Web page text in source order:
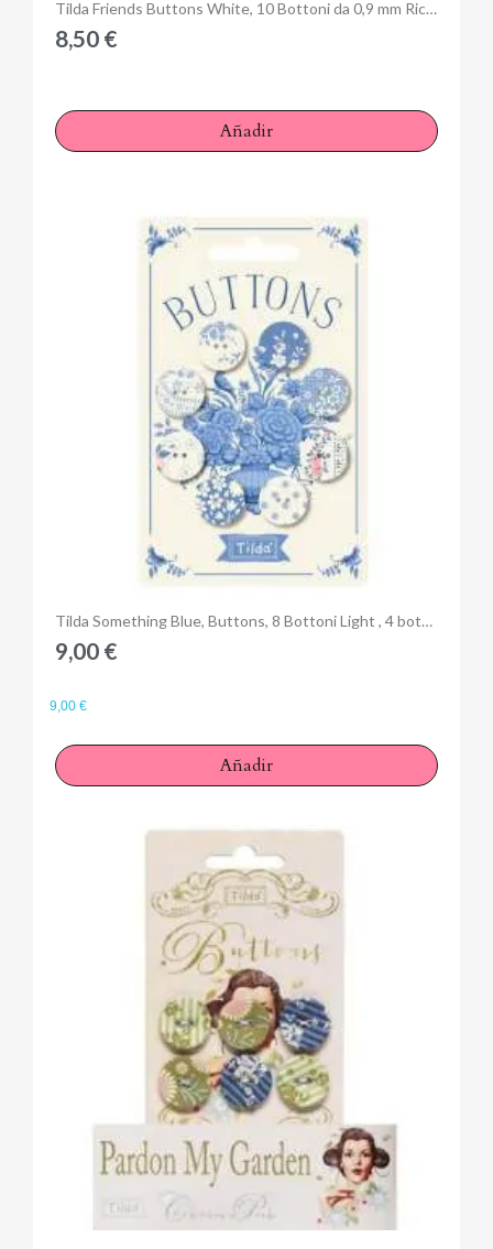
Anteprima Tilda Friends Buttons White, 10 Bottoni da 0,9 mm Ricoperti in Tessuto
8,50 €
Añadir
Anteprima Tilda Something Blue, Buttons, 8 Bottoni Light , 4 bottoni da 16mm e 4 da 20 mm
9,00 €
9,00 €
Añadir